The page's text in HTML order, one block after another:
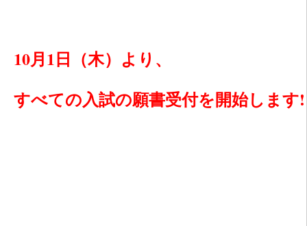
10月1日（木）より、
すべての入試の願書受付を開始します